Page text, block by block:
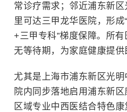
常诊疗需求；邻近浦东新
里可达三甲龙华医院，形
+三甲专科”梯度保障。所有
无等待期，为家庭健康提供
尤其是上海市浦东新区光明
院内同步落地启用浦东新
区域专业中西医结合特色